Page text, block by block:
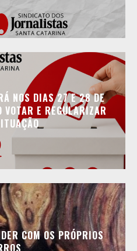
NOS DIAS 27 E 28 DE
E REGULARIZAR
COM OS PRÓPRIOS